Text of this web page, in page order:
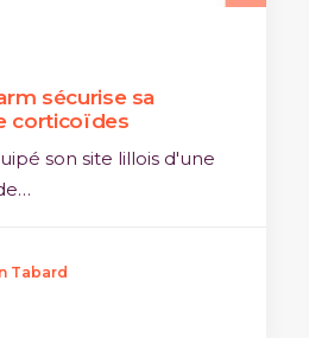
sécurise sa
corticoïdes
son site lillois d'une
Tabard